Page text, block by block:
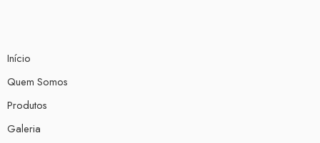
Início
Quem Somos
Produtos
Galeria